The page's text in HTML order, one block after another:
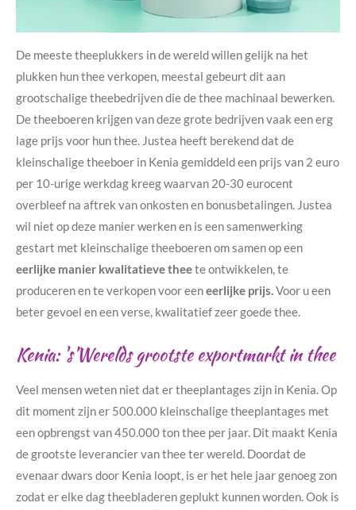
De meeste theeplukkers in de wereld willen gelijk na het
plukken hun thee verkopen, meestal gebeurt dit aan
grootschalige theebedrijven die de thee machinaal bewerken.
De theeboeren krijgen van deze grote bedrijven vaak een erg
lage prijs voor hun thee. Justea heeft berekend dat de
kleinschalige theeboer in Kenia gemiddeld een prijs van 2 euro
per 10-urige werkdag kreeg waarvan 20-30 eurocent
overbleef na aftrek van onkosten en bonusbetalingen. Justea
wil niet op deze manier werken en is een samenwerking
gestart met kleinschalige theeboeren om samen op een
eerlijke manier kwalitatieve theete ontwikkelen, te
produceren en te verkopen voor eeneerlijke prijs.Voor u een
beter gevoel en een verse, kwalitatief zeer goede thee.
Kenia: 's’Werelds grootste exportmarkt in thee
Veel mensen weten niet dat er theeplantages zijn in Kenia. Op
dit moment zijn er 500.000 kleinschalige theeplantages met
een opbrengst van 450.000 ton thee per jaar. Dit maakt Kenia
de grootste leverancier van thee ter wereld. Doordat de
evenaar dwars door Kenia loopt, is er het hele jaar genoeg zon
zodat er elke dag theebladeren geplukt kunnen worden. Ook is